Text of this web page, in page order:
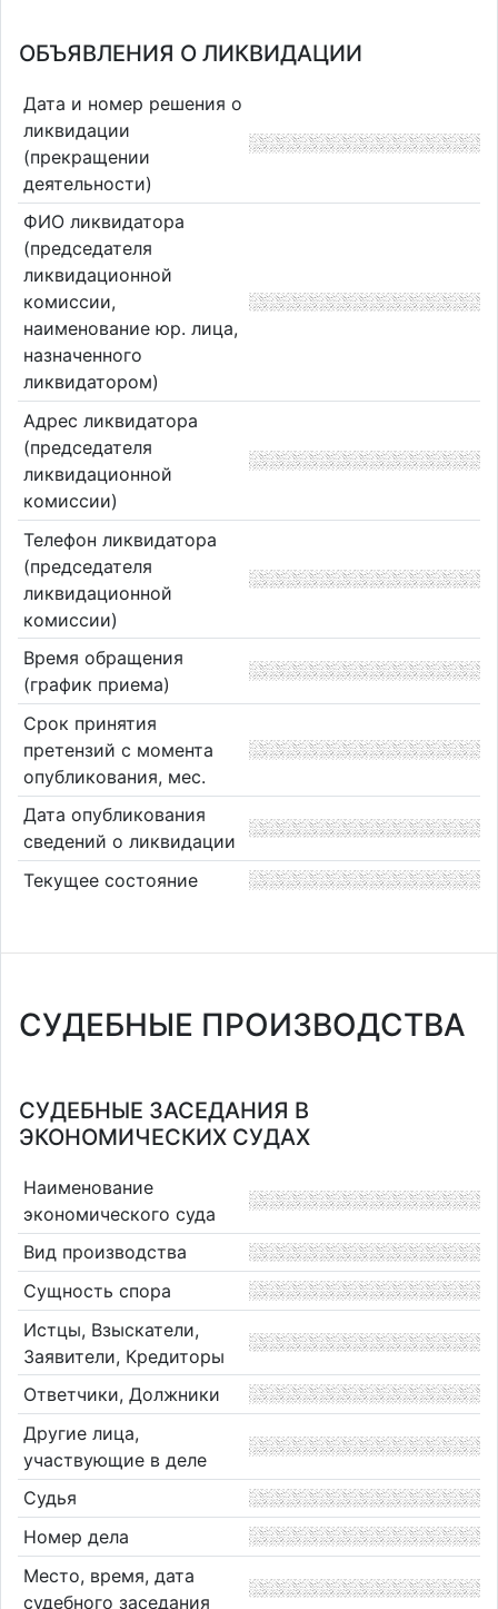
ОБЪЯВЛЕНИЯ О ЛИКВИДАЦИИ
Дата и номер решения о
ликвидации
(прекращении
деятельности)
ФИО ликвидатора
(председателя
ликвидационной
комиссии,
наименование юр. лица,
назначенного
ликвидатором)
Адрес ликвидатора
(председателя
ликвидационной
комиссии)
Телефон ликвидатора
(председателя
ликвидационной
комиссии)
Время обращения
(график приема)
Срок принятия
претензий с момента
опубликования, мес.
Дата опубликования
сведений о ликвидации
Текущее состояние
СУДЕБНЫЕ ПРОИЗВОДСТВА
СУДЕБНЫЕ ЗАСЕДАНИЯ В
ЭКОНОМИЧЕСКИХ СУДАХ
Наименование
экономического суда
Вид производства
Сущность спора
Истцы, Взыскатели,
Заявители, Кредиторы
Ответчики, Должники
Другие лица,
участвующие в деле
Судья
Номер дела
Место, время, дата
судебного заседания